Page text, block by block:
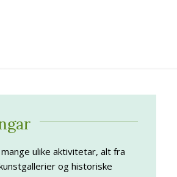
ulike aktivitetar, alt fra
og historiske